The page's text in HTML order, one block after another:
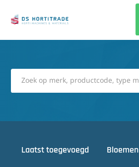
Laatst toegevoegd Bloemen